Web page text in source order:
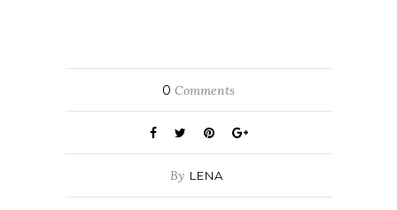
0 Comments
By LENA